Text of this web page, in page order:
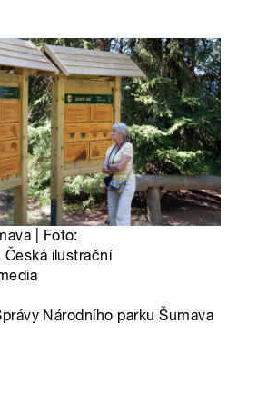
| Foto:
Česká ilustrační
Národního parku Šumava